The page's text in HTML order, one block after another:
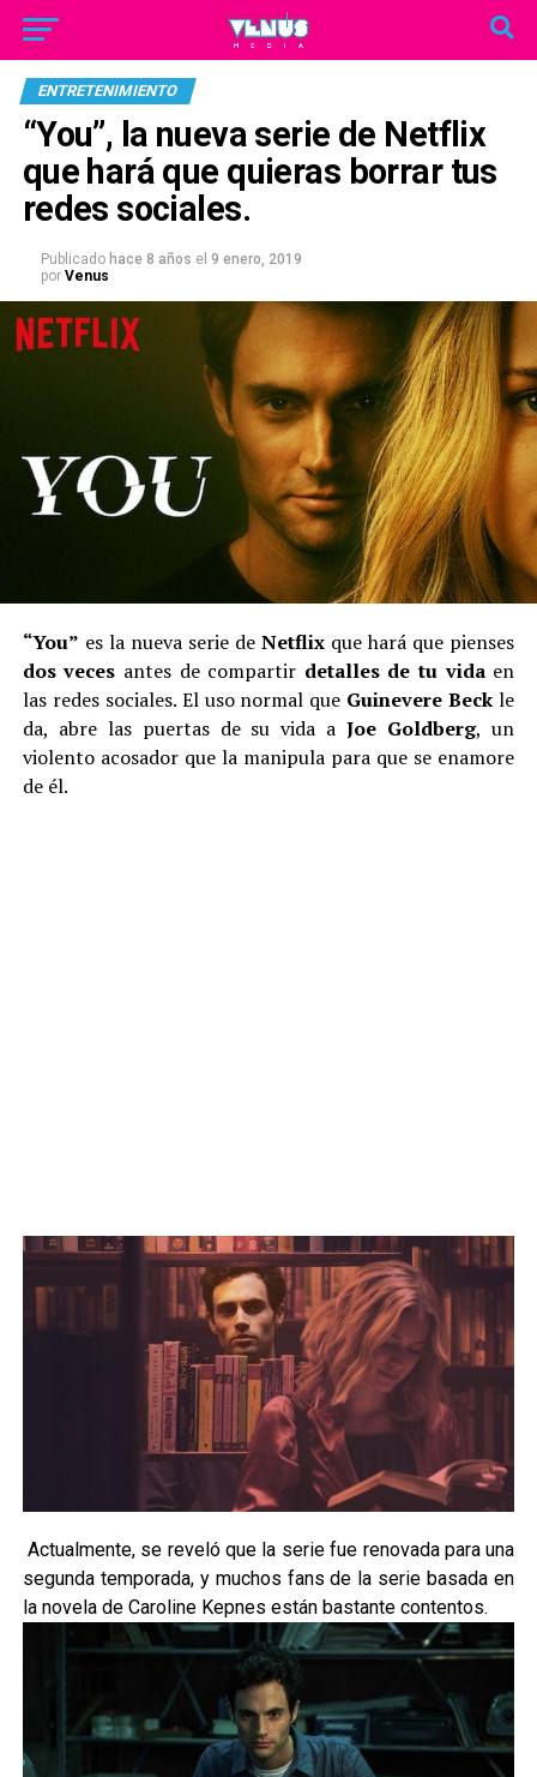
ENTRETENIMIENTO
“You”, la nueva serie de Netflix
que hará que quieras borrar tus
redes sociales.
Publicado hace 8 años el 9 enero, 2019
por Venus
“You” es la nueva serie deNetflix que hará que pienses
dos veces antes de compartir detalles de tu vidaen
las redes sociales. El uso normal que Guinevere Beck le
da, abre las puertas de su vida aJoe Goldberg, un
violento acosador que la manipula para que se enamore
de él.
Actualmente, se reveló que la serie fue renovada para una
segunda temporada, y muchos fans de la serie basada en
la novela de Caroline Kepnes están bastante contentos.